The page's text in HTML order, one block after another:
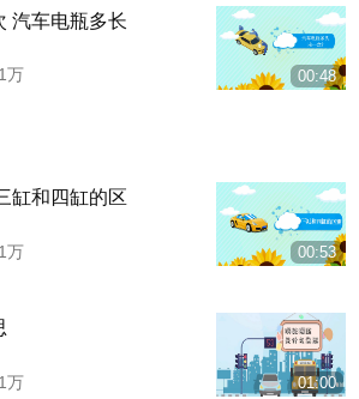
00:48
汽车电瓶多长
万
00:53
缸和四缸的区
万
01:00
万